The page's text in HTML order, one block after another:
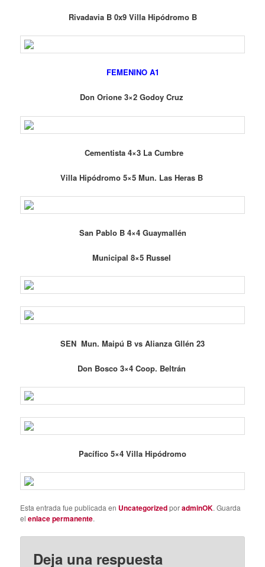
Rivadavia B 0x9 Villa Hipódromo B
FEMENINO A1
Don Orione 3×2 Godoy Cruz
Cementista 4×3 La Cumbre
Villa Hipódromo 5×5 Mun. Las Heras B
San Pablo B 4×4 Guaymallén
Municipal 8×5 Russel
SEN Mun. Maipú B vs Alianza Gllén 23
Don Bosco 3×4 Coop. Beltrán
Pacífico 5×4 Villa Hipódromo
Esta entrada fue publicada en UncategorizedporadminOK. Guarda
elenlace permanente.
Deja una respuesta